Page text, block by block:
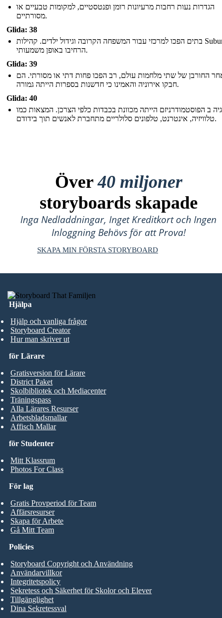
הגדרות נעות רחבות מרעיונות רומן ופנטסטיים, למקומות טבעיים או
מסורתיים.
Glida: 38
בתים הפכו למרכזי עבור המשפחה הקרובה וגידול ילדים. קהילות Suburban
הרחיבו באופן משמעותי.
Glida: 39
החורבן של שתי מלחמות עולם, רב הפכו פחות דתי או מסורתי. הם
חבקו אירוניה והאמינו כי חדשנות בספרות הייתה גמורה.
Glida: 40
ב הפוסטמודרניזם הייתה מכוונת בכבדות כלפי הצרכן. המצאות כמו
טלוויזיה, אינטרנט, טלפונים סלולריים מתחברת לאנשים תוך בידודם.
Över40 miljoner
storyboards skapade
Inga Nedladdningar, Inget Kreditkort och Ingen
Inloggning Behövs för att Prova!
SKAPA MIN FÖRSTA STORYBOARD
Hjälpa
Hjälp och vanliga frågor
Storyboard Creator
Hur man skriver ut
för Studenter
Mitt Klassrum
Photos For Class
för Lärare
Gratisversion för Lärare
District Paket
Skolbibliotek och Mediacenter
Träningspass
Alla Lärares Resurser
Arbetsbladsmallar
Affisch Mallar
För lag
Gratis Provperiod för Team
Affärsresurser
Skapa för Arbete
Gå Mitt Team
Policies
Storyboard Copyright och Användning
Användarvillkor
Integritetspolicy
Sekretess och Säkerhet för Skolor och Elever
Tillgänglighet
Dina Sekretessval